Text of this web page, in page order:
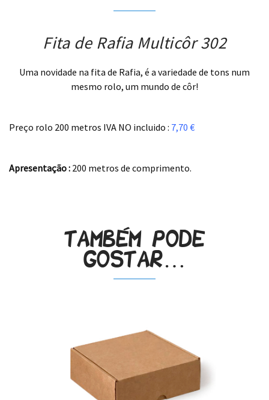
Fita de Rafia Multicôr 302
Uma novidade na fita de Rafia, é a variedade de tons num
mesmo rolo, um mundo de côr!
Preço rolo 200 metros IVA NO incluido : 7,70 €
Apresentação : 200 metros de comprimento.
Também pode
gostar…